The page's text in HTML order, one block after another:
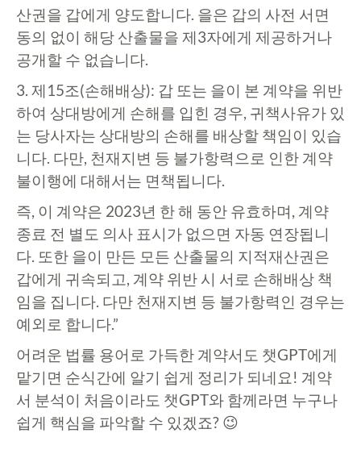
산권을 갑에게 양도합니다. 을은 갑의 사전 서면
동의 없이 해당 산출물을 제3자에게 제공하거나
공개할 수 없습니다.
3. 제15조(손해배상): 갑 또는 을이 본 계약을 위반
하여 상대방에게 손해를 입힌 경우, 귀책사유가 있
는 당사자는 상대방의 손해를 배상할 책임이 있습
니다. 다만, 천재지변 등 불가항력으로 인한 계약
불이행에 대해서는 면책됩니다.
즉, 이 계약은 2023년 한 해 동안 유효하며, 계약
종료 전 별도 의사 표시가 없으면 자동 연장됩니
다. 또한 을이 만든 모든 산출물의 지적재산권은
갑에게 귀속되고, 계약 위반 시 서로 손해배상 책
임을 집니다. 다만 천재지변 등 불가항력인 경우는
예외로 합니다.”
어려운 법률 용어로 가득한 계약서도 챗GPT에게
맡기면 순식간에 알기 쉽게 정리가 되네요! 계약
서 분석이 처음이라도 챗GPT와 함께라면 누구나
쉽게 핵심을 파악할 수 있겠죠? 😉